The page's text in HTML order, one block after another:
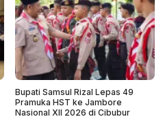
Bupati Samsul Rizal Lepas 49
Pramuka HST ke Jambore
Nasional XII 2026 di Cibubur